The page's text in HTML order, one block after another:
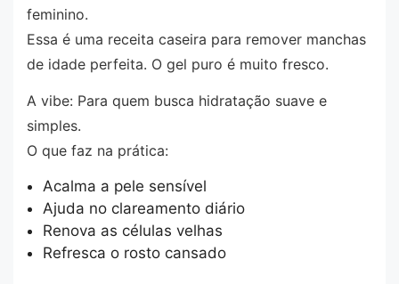
feminino.
Essa é uma receita caseira para remover manchas
de idade perfeita. O gel puro é muito fresco.
A vibe: Para quem busca hidratação suave e
simples.
O que faz na prática:
Acalma a pele sensível
Ajuda no clareamento diário
Renova as células velhas
Refresca o rosto cansado